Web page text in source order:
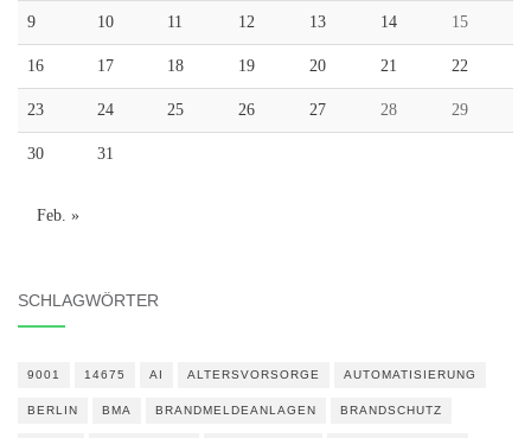
9 10 11 12 13 14 15
16 17 18 19 20 21 22
23 24 25 26 27 28 29
30 31
Feb. »
SCHLAGWÖRTER
9001 14675 AI ALTERSVORSORGE AUTOMATISIERUNG
BERLIN BMA BRANDMELDEANLAGEN BRANDSCHUTZ